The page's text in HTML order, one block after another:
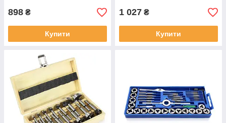
898 ₴
Купити
1 027 ₴
Купити